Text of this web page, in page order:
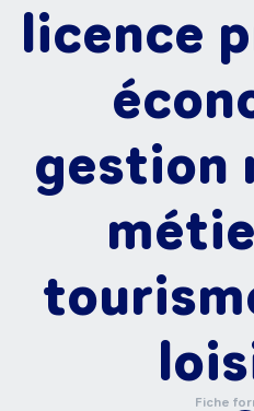
licence
gestion
Fiche